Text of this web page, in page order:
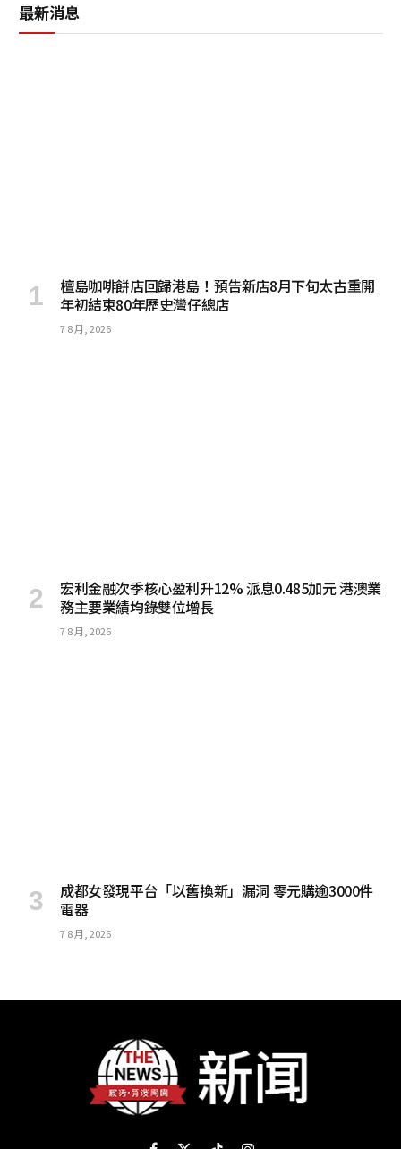
最新消息
檀島咖啡餅店回歸港島！預告新店8月下旬太古重開
年初結束80年歷史灣仔總店
7 8 月, 2026
宏利金融次季核心盈利升12% 派息0.485加元 港澳業
務主要業績均錄雙位增長
7 8 月, 2026
成都女發現平台「以舊換新」漏洞 零元購逾3000件
電器
7 8 月, 2026